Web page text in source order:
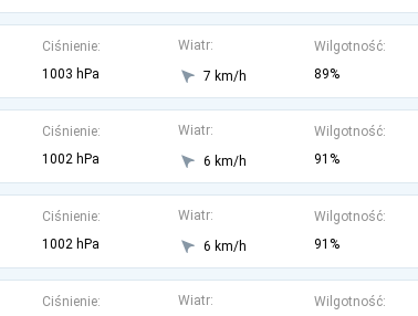
Ciśnienie:
1003 hPa
Wiatr:
7 km/h
Wilgotność:
89%
Ciśnienie:
1002 hPa
Wiatr:
6 km/h
Wilgotność:
91%
Ciśnienie:
1002 hPa
Wiatr:
6 km/h
Wilgotność:
91%
Ciśnienie:
Wiatr:
Wilgotność: